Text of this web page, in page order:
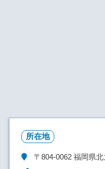
所在地
〒804-0062福岡県北